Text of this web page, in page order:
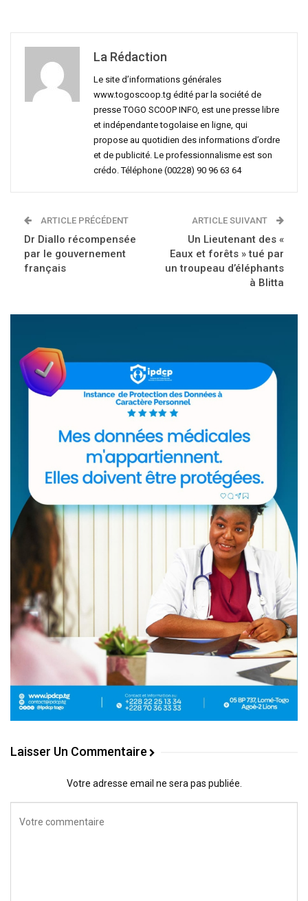
La Rédaction
Le site d’informations générales
www.togoscoop.tg édité par la société de
presse TOGO SCOOP INFO, est une presse libre
et indépendante togolaise en ligne, qui
propose au quotidien des informations d’ordre
et de publicité. Le professionnalisme est son
crédo. Téléphone (00228) 90 96 63 64
ARTICLE PRÉCÉDENT
Dr Diallo récompensée
par le gouvernement
français
ARTICLE SUIVANT
Un Lieutenant des «
Eaux et forêts » tué par
un troupeau d’éléphants
à Blitta
Laisser Un Commentaire
Votre adresse email ne sera pas publiée.